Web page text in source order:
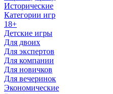
Исторические
Категории игр
18+
Детские игры
Для двоих
Для экспертов
Для компании
Для новичков
Для вечеринок
Экономические